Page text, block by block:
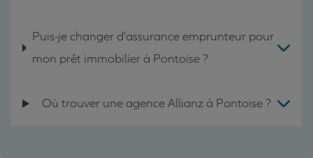
Puis-je changer d'assurance emprunteur pour
mon prêt immobilier à Pontoise ?
Où trouver une agence Allianz à Pontoise ?